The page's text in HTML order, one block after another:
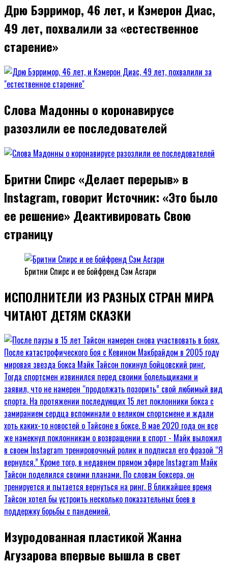
Дрю Бэрримор, 46 лет, и Кэмерон Диас,
49 лет, похвалили за «естественное
старение»
Слова Мадонны о коронавирусе
разозлили ее последователей
Бритни Спирс «Делает перерыв» в
Instagram, говорит Источник: «Это было
ее решение» Деактивировать Свою
страницу
Бритни Спирс и ее бойфренд Сэм Асгари
ИСПОЛНИТЕЛИ ИЗ РАЗНЫХ СТРАН МИРА
ЧИТАЮТ ДЕТЯМ СКАЗКИ
Изуродованная пластикой Жанна
Агузарова впервые вышла в свет